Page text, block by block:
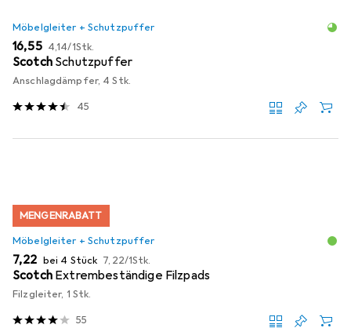
Möbelgleiter + Schutzpuffer
EUR
16,55 EUR
4,14/1Stk.
Scotch Schutzpuffer
Anschlagdämpfer, 4 Stk.
45
MENGENRABATT
Möbelgleiter + Schutzpuffer
EUR
7,22 bei 4 Stück EUR
7,22/1Stk.
Scotch Extrembeständige Filzpads
Filzgleiter, 1 Stk.
55